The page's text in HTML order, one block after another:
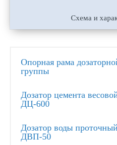
Схема и
Опорная рама
группы
Дозатор цемента
ДЦ-600
Дозатор воды проточный
ДВП-50